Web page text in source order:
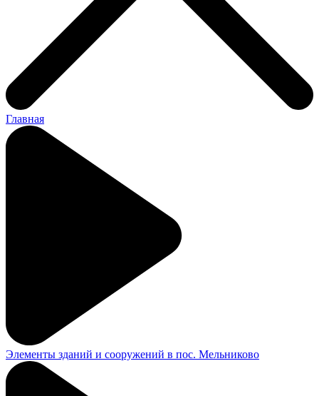
Главная
Элементы зданий и сооружений в пос. Мельниково